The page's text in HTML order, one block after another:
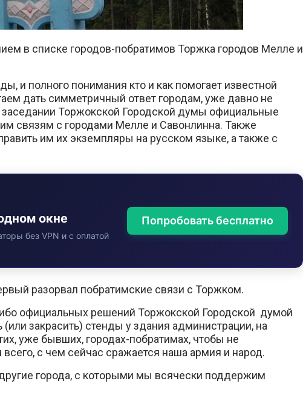
в списке городов-побратимов Торжка городов Мелле и
и полного понимания кто и как помогает известной
дать симметричный ответ городам, уже давно не
Торжокской Городской думы официальные
связям с городами Мелле и Савонлинна. Также
им их экземпляры на русском языке, а также с
окне
без VPN и с оплатой
Попробовать бесплатно
разорвал побратимские связи с Торжком.
официальных решений Торжокской Городской думой
закрасить) стенды у здания администрации, на
уже бывших, городах-побратимах, чтобы не
с чем сейчас сражается наша армия и народ.
города, с которыми мы всячески поддержим